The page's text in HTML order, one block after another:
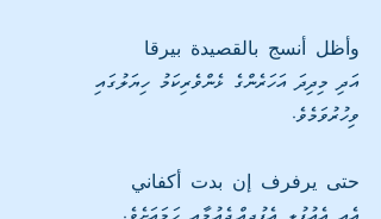
وأظل أنسج بالقصيدة بيرقا
އަދި މިދިދަ އަހަރެންގެ ޅެންވެރިކަމު ހިޔަލުގައި
ވިހުރުވަމެވެ.
حتى يرفرف إن بدت أكفاني